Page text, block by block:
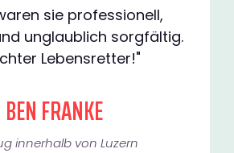
sie professionell,
unglaublich sorgfältig.
Lebensretter!"
BEN FRANKE
innerhalb von Luzern​